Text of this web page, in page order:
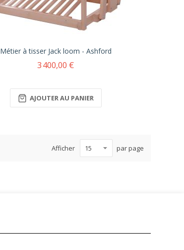
Métier à tisser Jack loom - Ashford
3 400,00 €
AJOUTER AU PANIER
Afficher par page